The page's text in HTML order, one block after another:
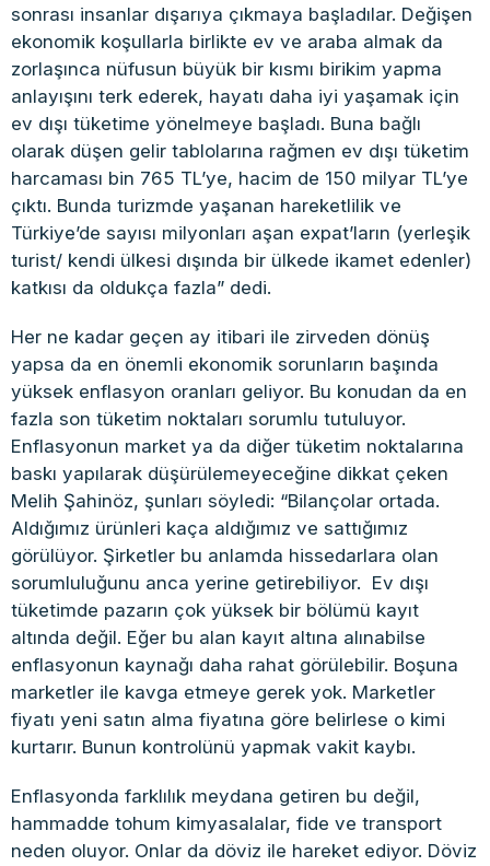
sonrası insanlar dışarıya çıkmaya başladılar. Değişen
ekonomik koşullarla birlikte ev ve araba almak da
zorlaşınca nüfusun büyük bir kısmı birikim yapma
anlayışını terk ederek, hayatı daha iyi yaşamak için
ev dışı tüketime yönelmeye başladı. Buna bağlı
olarak düşen gelir tablolarına rağmen ev dışı tüketim
harcaması bin 765 TL’ye, hacim de 150 milyar TL’ye
çıktı. Bunda turizmde yaşanan hareketlilik ve
Türkiye’de sayısı milyonları aşan expat’ların (yerleşik
turist/ kendi ülkesi dışında bir ülkede ikamet edenler)
katkısı da oldukça fazla” dedi.
Her ne kadar geçen ay itibari ile zirveden dönüş
yapsa da en önemli ekonomik sorunların başında
yüksek enflasyon oranları geliyor. Bu konudan da en
fazla son tüketim noktaları sorumlu tutuluyor.
Enflasyonun market ya da diğer tüketim noktalarına
baskı yapılarak düşürülemeyeceğine dikkat çeken
Melih Şahinöz, şunları söyledi: “Bilançolar ortada.
Aldığımız ürünleri kaça aldığımız ve sattığımız
görülüyor. Şirketler bu anlamda hissedarlara olan
sorumluluğunu anca yerine getirebiliyor. Ev dışı
tüketimde pazarın çok yüksek bir bölümü kayıt
altında değil. Eğer bu alan kayıt altına alınabilse
enflasyonun kaynağı daha rahat görülebilir. Boşuna
marketler ile kavga etmeye gerek yok. Marketler
fiyatı yeni satın alma fiyatına göre belirlese o kimi
kurtarır. Bunun kontrolünü yapmak vakit kaybı.
Enflasyonda farklılık meydana getiren bu değil,
hammadde tohum kimyasalalar, fide ve transport
neden oluyor. Onlar da döviz ile hareket ediyor. Döviz